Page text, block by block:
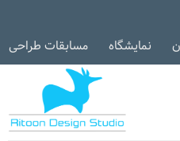
نمایشگاه مسابقات طراحی